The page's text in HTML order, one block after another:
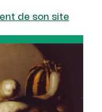
de son site